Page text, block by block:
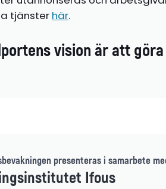
tjänster här.
vision är att
presenteras i samarbete
Ifous